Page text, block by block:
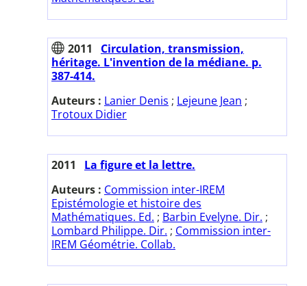
2011
Circulation, transmission,
héritage. L'invention de la médiane. p.
387-414.
Auteurs : Lanier Denis ; Lejeune Jean ;
Trotoux Didier
2011
La figure et la lettre.
Auteurs : Commission inter-IREM
Epistémologie et histoire des
Mathématiques. Ed. ; Barbin Evelyne. Dir. ;
Lombard Philippe. Dir. ; Commission inter-
IREM Géométrie. Collab.